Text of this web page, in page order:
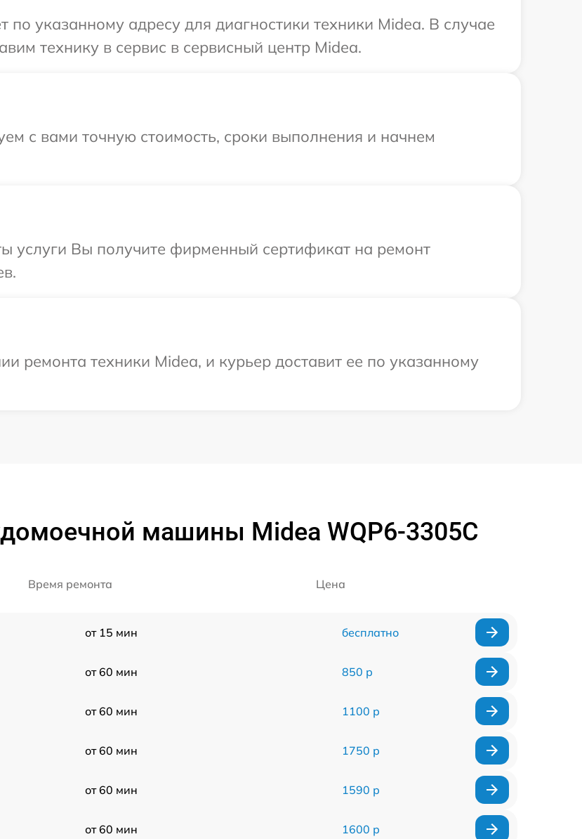
указанному адресу для диагностики техники Midea. В случае
технику в сервис в сервисный центр Midea.
с вами точную стоимость, сроки выполнения и начнем
услуги Вы получите фирменный сертификат на ремонт
ремонта техники Midea, и курьер доставит ее по указанному
машины Midea WQP6-3305C
Время ремонта Цена
от 15 мин бесплатно
от 60 мин 850 р
от 60 мин 1100 р
от 60 мин 1750 р
от 60 мин 1590 р
от 60 мин 1600 р